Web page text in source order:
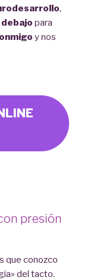
,
para
y nos
presión
que conozco
del tacto.